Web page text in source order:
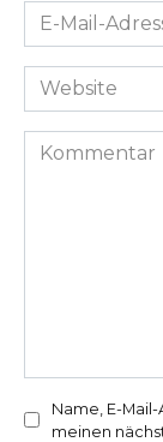
E-
Mail-
Adresse
Website
Kommentar
Name, E-
meinen